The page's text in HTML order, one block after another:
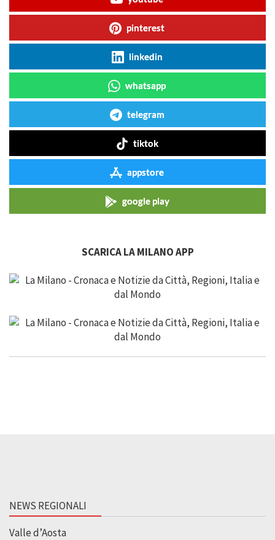
pinterest
linkedin
whatsapp
telegram
tiktok
appstore
google play
SCARICA LA MILANO APP
NEWS REGIONALI
Valle d’Aosta